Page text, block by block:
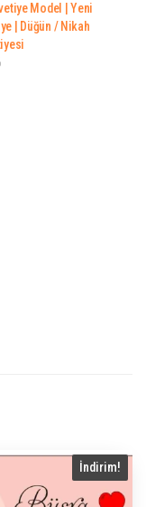
Model | Yeni
| Düğün / Nikah
İndirim!